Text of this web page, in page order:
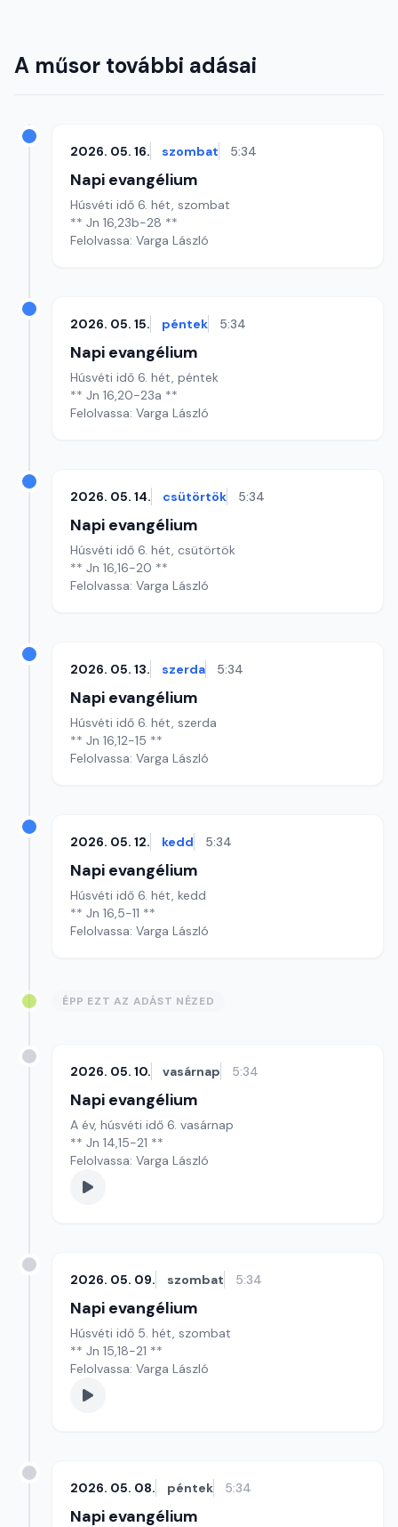
A műsor további adásai
2026. 05. 16. szombat 5:34
Napi evangélium
Húsvéti idő 6. hét, szombat
** Jn 16,23b-28 **
Felolvassa: Varga László
2026. 05. 15. péntek 5:34
Napi evangélium
Húsvéti idő 6. hét, péntek
** Jn 16,20-23a **
Felolvassa: Varga László
2026. 05. 14. csütörtök 5:34
Napi evangélium
Húsvéti idő 6. hét, csütörtök
** Jn 16,16-20 **
Felolvassa: Varga László
2026. 05. 13. szerda 5:34
Napi evangélium
Húsvéti idő 6. hét, szerda
** Jn 16,12-15 **
Felolvassa: Varga László
2026. 05. 12. kedd 5:34
Napi evangélium
Húsvéti idő 6. hét, kedd
** Jn 16,5-11 **
Felolvassa: Varga László
ÉPP EZT AZ ADÁST NÉZED
2026. 05. 10. vasárnap 5:34
Napi evangélium
A év, húsvéti idő 6. vasárnap
** Jn 14,15-21 **
Felolvassa: Varga László
2026. 05. 09. szombat 5:34
Napi evangélium
Húsvéti idő 5. hét, szombat
** Jn 15,18-21 **
Felolvassa: Varga László
2026. 05. 08. péntek 5:34
Napi evangélium